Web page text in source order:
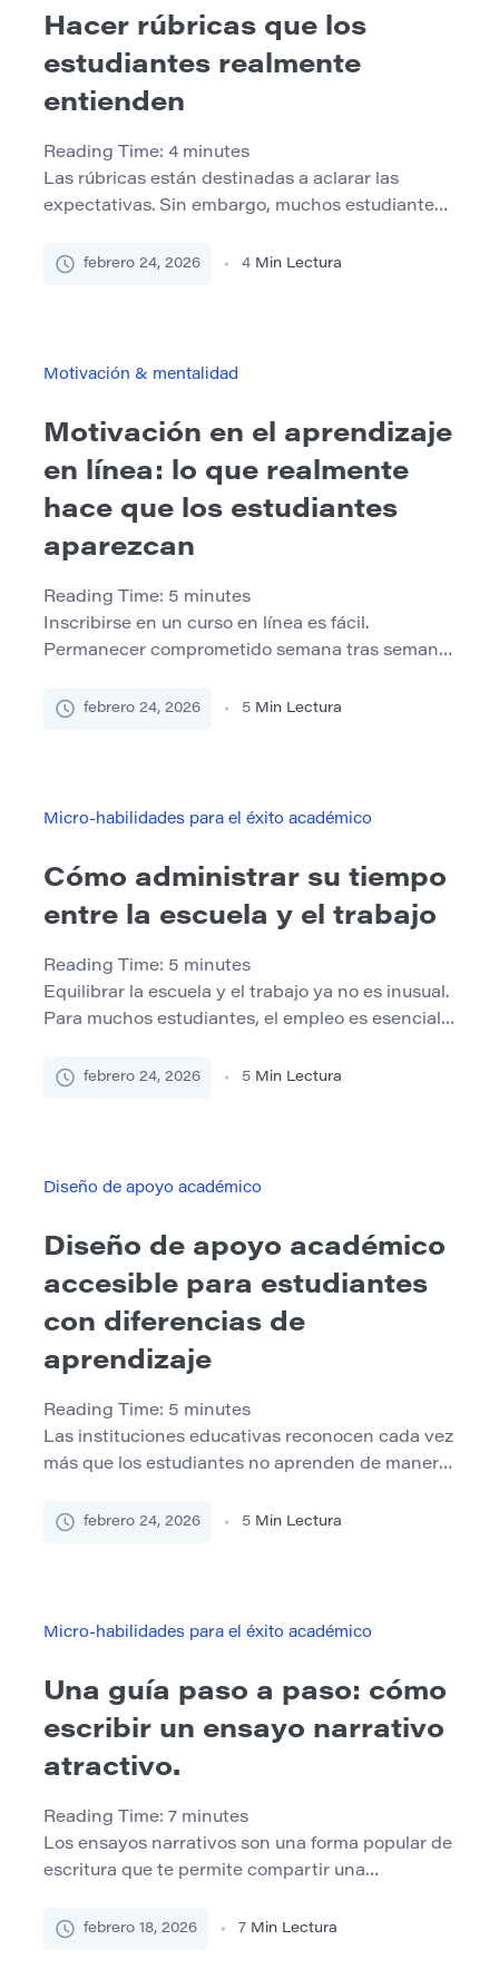
Hacer rúbricas que los
estudiantes realmente
entienden
Reading Time: 4 minutes
Las rúbricas están destinadas a aclarar las
expectativas. Sin embargo, muchos estudiantes
que se requiere. Términos como “análisis
los alumnos. Cuando las rúbricas confunden en
febrero 24, 2026 4 Min Lectura
Motivación & mentalidad
Motivación en el aprendizaje
en línea: lo que realmente
hace que los estudiantes
aparezcan
Reading Time: 5 minutes
Inscribirse en un curso en línea es fácil.
Permanecer comprometido semana tras semana
de aprendizaje en línea a menudo se quedan
dejan de participar gradualmente. El […]
febrero 24, 2026 5 Min Lectura
Micro-habilidades para el éxito académico
Cómo administrar su tiempo
entre la escuela y el trabajo
Reading Time: 5 minutes
Equilibrar la escuela y el trabajo ya no es inusual.
Para muchos estudiantes, el empleo es esencial
profesional o ambos. Sin embargo, combinar los
en el día. Está […]
febrero 24, 2026 5 Min Lectura
Diseño de apoyo académico
Diseño de apoyo académico
accesible para estudiantes
con diferencias de
aprendizaje
Reading Time: 5 minutes
Las instituciones educativas reconocen cada vez
más que los estudiantes no aprenden de manera
procesamiento, la atención, el funcionamiento
apoyo académico accesible no es […]
febrero 24, 2026 5 Min Lectura
Micro-habilidades para el éxito académico
Una guía paso a paso: cómo
escribir un ensayo narrativo
atractivo.
Reading Time: 7 minutes
Los ensayos narrativos son una forma popular de
escritura que te permite compartir una
manera creativa y atractiva. Ya sea que esté
febrero 18, 2026 7 Min Lectura